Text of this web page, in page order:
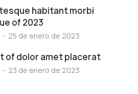
habitant morbi
of 2023
25 de enero de 2023
of dolor amet placerat
23 de enero de 2023